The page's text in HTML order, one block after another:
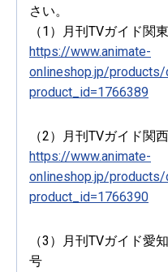
さい。
（1）月刊TVガイド関
https://www.animate-
onlineshop.jp/products/
product_id=1766389
（2）月刊TVガイド関
https://www.animate-
onlineshop.jp/products/
product_id=1766390
（3）月刊TVガイド愛
号